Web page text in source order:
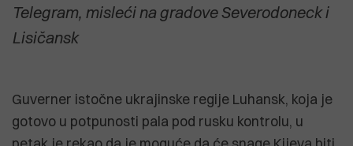
Telegram, misleći na gradove Severodoneck i
Lisičansk
Guverner istočne ukrajinske regije Luhansk, koja je
gotovo u potpunosti pala pod rusku kontrolu, u